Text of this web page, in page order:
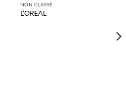
NON CLASSÉ
L’OREAL